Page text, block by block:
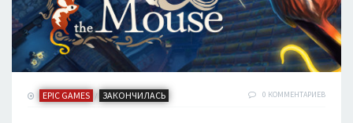
EPIC GAMES / ЗАКОНЧИЛАСЬ 0 КОММЕНТАРИЕВ